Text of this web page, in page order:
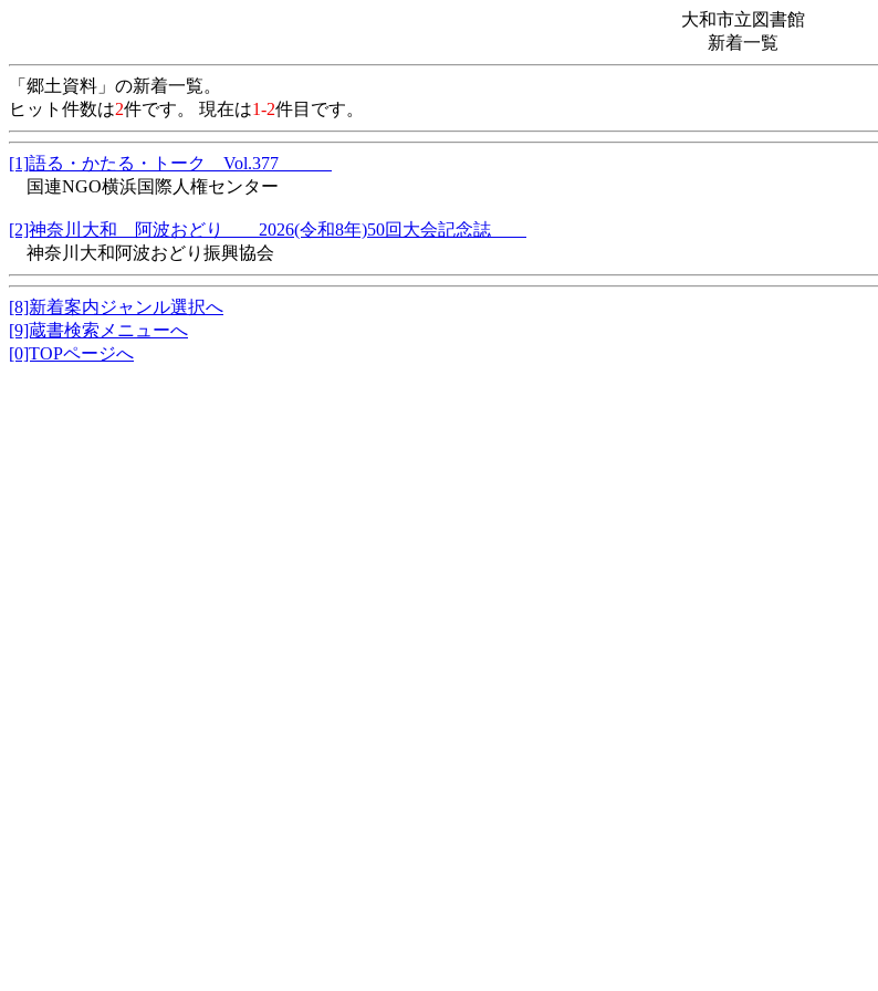
大和市立図書館
新着一覧
「郷土資料」の新着一覧。
ヒット件数は2件です。 現在は1-2件目です。
[1]語る・かたる・トーク Vol.377
国連NGO横浜国際人権センター
[2]神奈川大和 阿波おどり 2026(令和8年)50回大会記念誌
神奈川大和阿波おどり振興協会
[8]新着案内ジャンル選択へ
[9]蔵書検索メニューへ
[0]TOPページへ